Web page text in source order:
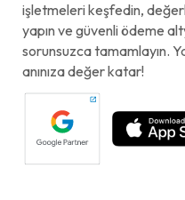
işletmeleri keşfedin,
yapın ve güvenli ödeme
sorunsuzca tamamlayın.
anınıza değer katar!